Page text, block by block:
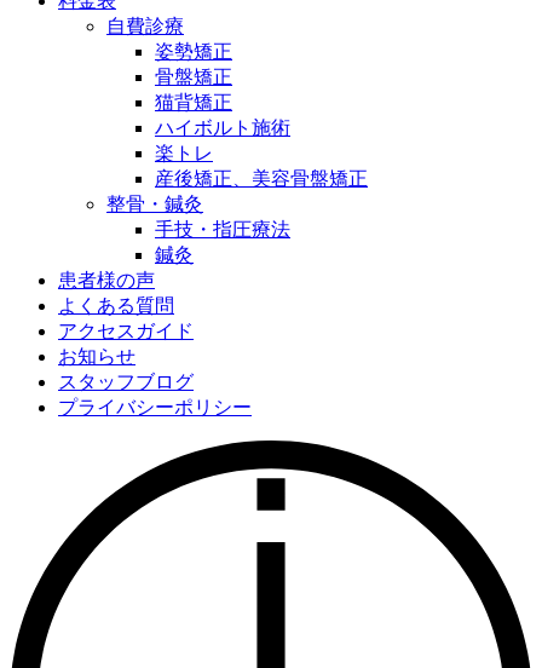
自費診療
姿勢矯正
骨盤矯正
猫背矯正
ハイボルト施術
楽トレ
産後矯正、美容骨盤矯正
整骨・鍼灸
手技・指圧療法
鍼灸
患者様の声
よくある質問
アクセスガイド
お知らせ
スタッフブログ
プライバシーポリシー